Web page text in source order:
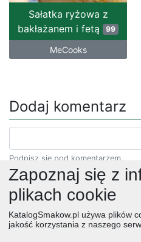
Sałatka ryżowa z
bakłażanem i fetą 99
MeCooks
Dodaj komentarz
Podpisz się pod komentarzem.
Zapoznaj się z
plikach cookie
KatalogSmakow.pl używa plików
jakość korzystania z naszego